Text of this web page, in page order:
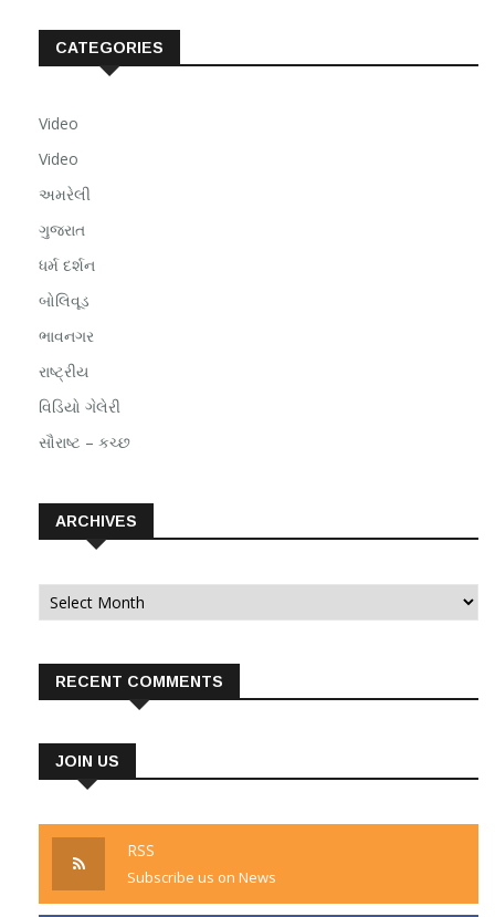
CATEGORIES
Video
Video
અમરેલી
ગુજરાત
ધર્મ દર્શન
બોલિવૂડ
ભાવનગર
રાષ્ટ્રીય
વિડિયો ગેલેરી
સૌરાષ્ટ – કચ્છ
ARCHIVES
Archives
RECENT COMMENTS
JOIN US
RSS
Subscribe us on News